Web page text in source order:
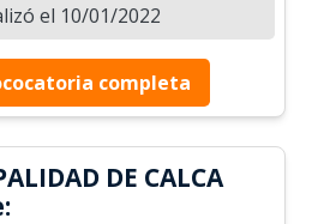
el 10/01/2022
completa
DE CALCA